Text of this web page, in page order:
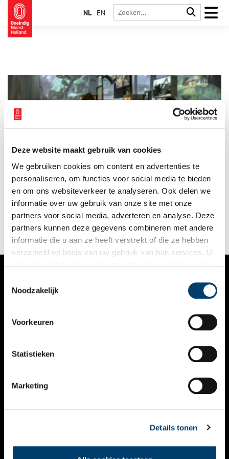
Deze website maakt gebruik van cookies
We gebruiken cookies om content en advertenties te
personaliseren, om functies voor social media te bieden
en om ons websiteverkeer te analyseren. Ook delen we
informatie over uw gebruik van onze site met onze
partners voor social media, adverteren en analyse. Deze
partners kunnen deze gegevens combineren met andere
informatie die u aan ze heeft verstrekt of die ze hebben
verzameld op basis van uw gebruik van hun services. U
Noodzakelijk
Voorkeuren
Statistieken
Marketing
Details tonen
NL EN
2025
Na een succesvolle eerste editie in 2024 keert de
lezingenreeks Promovendi op het Podium in 2025 terug in het
Verzetsmuseum. Historici van het NIOD Instituut voor Oorlogs-,
Holocaust- en Genocidestudies delen verrassende inzichten uit
recent onderzoek en brengen onderbelichte verhalen uit de
geschiedenis van de Tweede Wereldoorlog en de dekolonisatie
2 min
VERHALEN
KALENDER
THEMA’S
VIDEO’S
CONTACT